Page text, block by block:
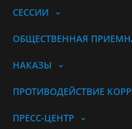
СЕССИИ
ОБЩЕСТВЕННАЯ
НАКАЗЫ
ПРОТИВОДЕЙСТВИЕ
ПРЕСС-ЦЕНТР